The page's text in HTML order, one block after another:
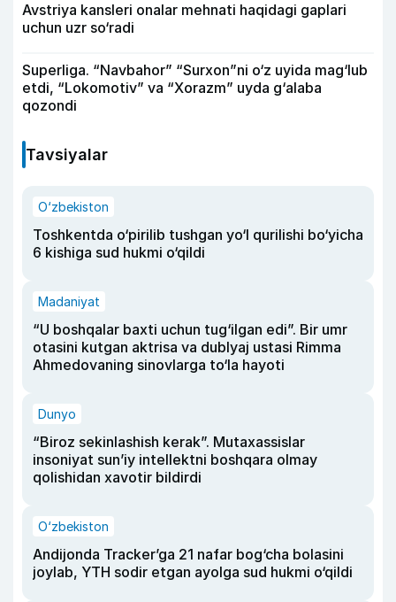
Avstriya kansleri onalar mehnati haqidagi gaplari
uchun uzr so‘radi
Superliga. “Navbahor” “Surxon”ni o‘z uyida mag‘lub
etdi, “Lokomotiv” va “Xorazm” uyda g‘alaba
qozondi
Tavsiyalar
O‘zbekiston
Toshkentda o‘pirilib tushgan yo‘l qurilishi bo‘yicha
6 kishiga sud hukmi o‘qildi
Madaniyat
“U boshqalar baxti uchun tug‘ilgan edi”. Bir umr
otasini kutgan aktrisa va dublyaj ustasi Rimma
Ahmedovaning sinovlarga to‘la hayoti
Dunyo
“Biroz sekinlashish kerak”. Mutaxassislar
insoniyat sun’iy intellektni boshqara olmay
qolishidan xavotir bildirdi
O‘zbekiston
Andijonda Tracker’ga 21 nafar bog‘cha bolasini
joylab, YTH sodir etgan ayolga sud hukmi o‘qildi